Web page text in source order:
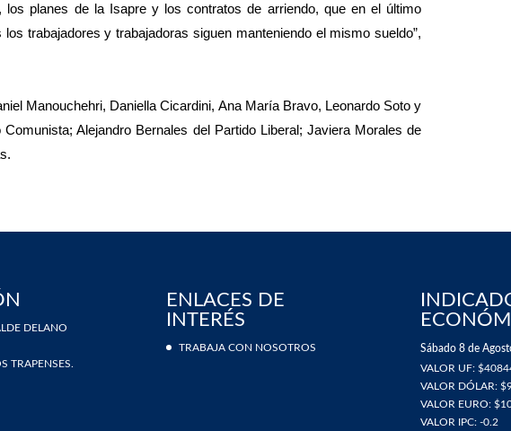
planes de la Isapre y los contratos de arriendo, que en el último
trabajadores y trabajadoras siguen manteniendo el mismo sueldo”,
Manouchehri, Daniella Cicardini, Ana María Bravo, Leonardo Soto y
Alejandro Bernales del Partido Liberal; Javiera Morales de
DELANO
TRAPENSES.
ENLACES DE
INTERÉS
TRABAJA CON NOSOTROS
Sábado 8 de
VALOR UF:
VALOR DÓLAR:
VALOR EURO:
VALOR IPC: -0.2